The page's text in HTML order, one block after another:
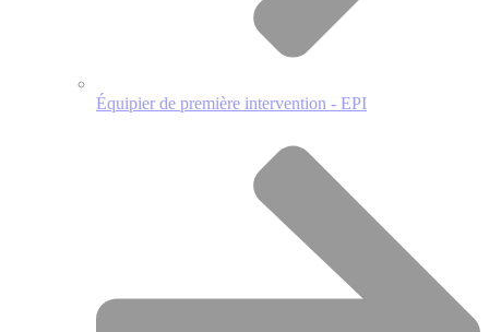
Équipier de première intervention - EPI